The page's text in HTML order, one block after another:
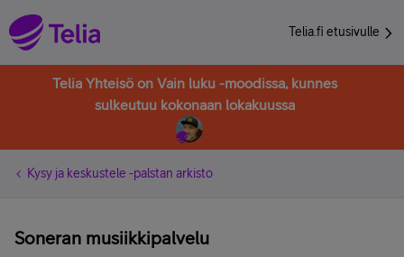
Telia.fi etusivulle
Telia Yhteisö on Vain luku -moodissa, kunnes
sulkeutuu kokonaan lokakuussa
Kysy ja keskustele -palstan arkisto
Soneran musiikkipalvelu